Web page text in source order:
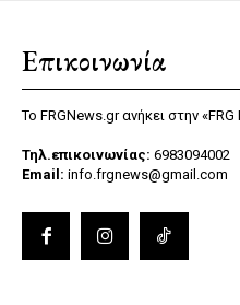
Επικοινωνία
Το FRGNews.gr ανήκει στην «FRG
Τηλ.επικοινωνίας: 6983094002
Email: info.frgnews@gmail.com